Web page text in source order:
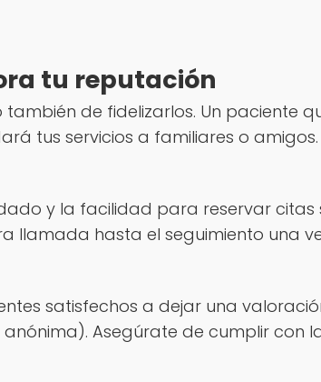
tu reputación
de fidelizarlos. Un paciente
tus servicios a familiares o amigos.
y la facilidad para reservar
llamada hasta el seguimiento una
satisfechos a dejar una
Asegúrate de cumplir con